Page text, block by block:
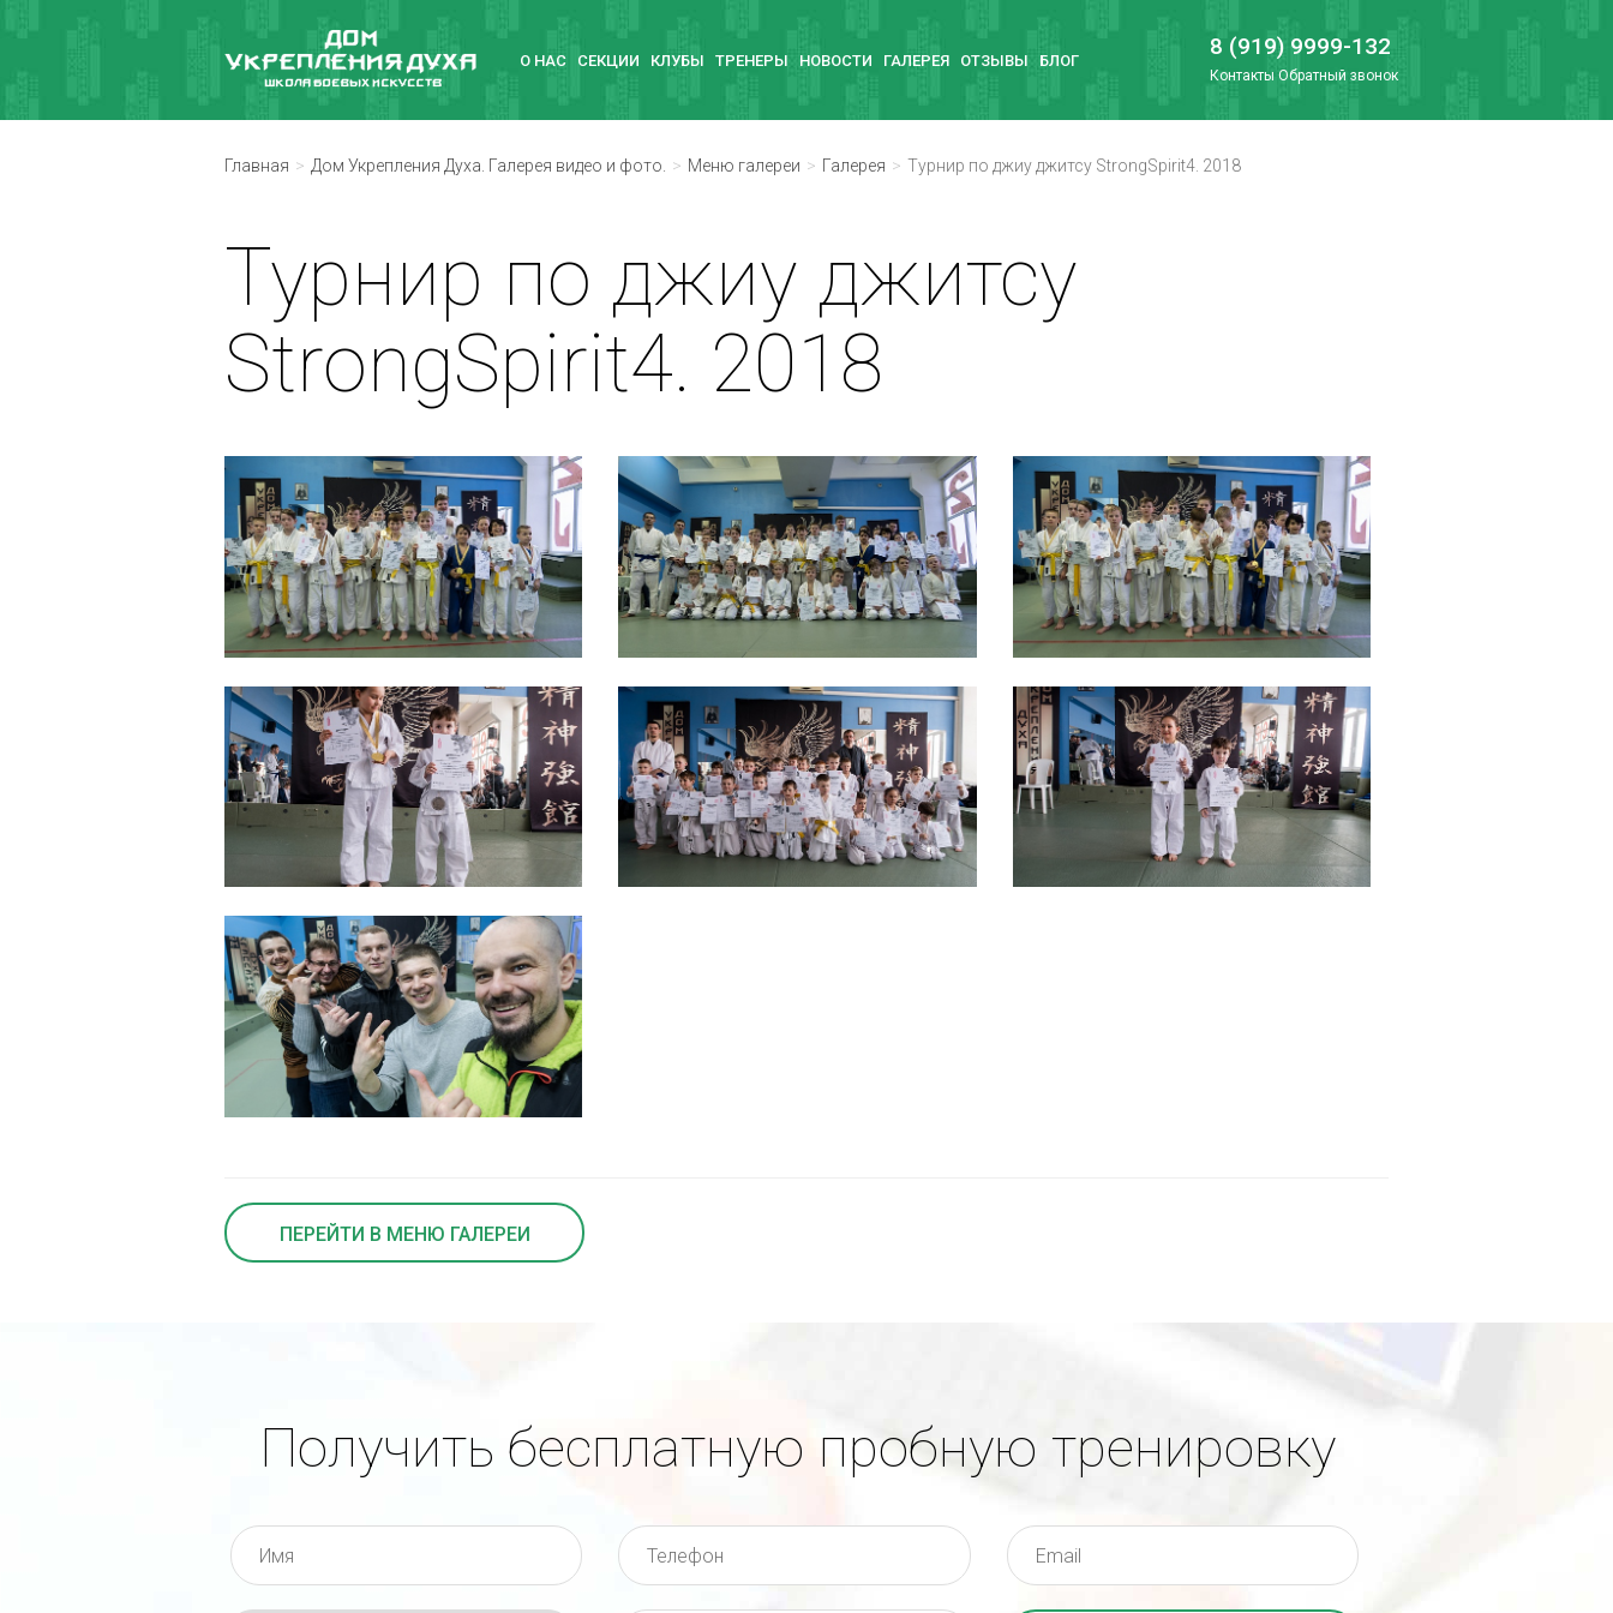
О НАС СЕКЦИИ КЛУБЫ ТРЕНЕРЫ НОВОСТИ ГАЛЕРЕЯ ОТЗЫВЫ БЛОГ
8 (919) 9999-132
Контакты Обратный звонок
Главная Дом Укрепления Духа. Галерея видео и фото. Меню галереи Галерея Турнир по джиу джитсу StrongSpirit4. 2018
Турнир по джиу джитсу
StrongSpirit4. 2018
ПЕРЕЙТИ В МЕНЮ ГАЛЕРЕИ
Получить бесплатную пробную тренировку